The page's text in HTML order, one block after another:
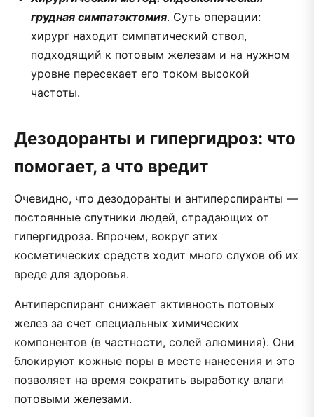
грудная симпатэктомия. Суть операции:
хирург находит симпатический ствол,
подходящий к потовым железам и на нужном
уровне пересекает его током высокой
частоты.
Дезодоранты и гипергидроз: что
помогает, а что вредит
Очевидно, что дезодоранты и антиперспиранты —
постоянные спутники людей, страдающих от
гипергидроза. Впрочем, вокруг этих
косметических средств ходит много слухов об их
вреде для здоровья.
Антиперспирант снижает активность потовых
желез за счет специальных химических
компонентов (в частности, солей алюминия). Они
блокируют кожные поры в месте нанесения и это
позволяет на время сократить выработку влаги
потовыми железами.